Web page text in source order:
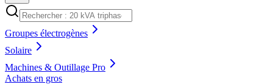
Groupes électrogènes
Solaire
Machines & Outillage Pro
Achats en gros